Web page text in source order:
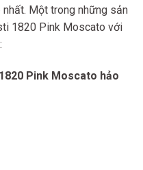
Một trong những sản
1820 Pink Moscato với
Pink Moscato hảo